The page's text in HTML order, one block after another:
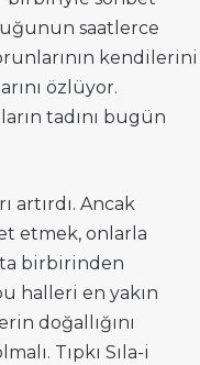
saatlerce
kendilerini
özlüyor.
tadını bugün
artırdı. Ancak
etmek, onlarla
birbirinden
halleri en yakın
doğallığını
Tıpkı Sıla-i